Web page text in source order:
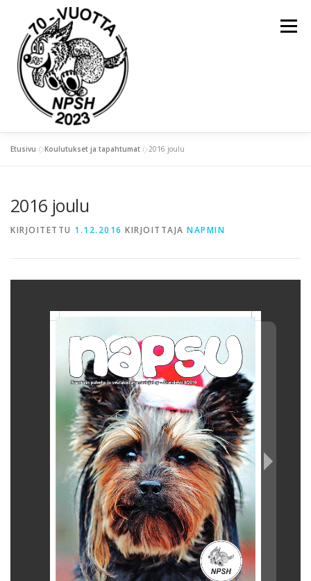
Valikko
KOULUTUKSET JA TAPAHTUMAT
Etusivu »Koulutukset ja tapahtumat »2016 joulu
2016 joulu
KIRJOITETTU 1.12.2016 KIRJOITTAJA NAPMIN